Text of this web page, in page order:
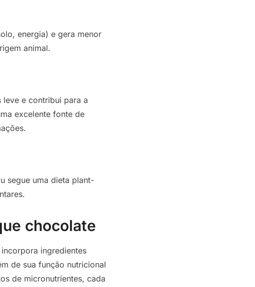
energia) e gera menor
animal.
e contribui para a
excelente fonte de
segue uma dieta plant-
chocolate
ingredientes
de sua função nutricional
de micronutrientes, cada